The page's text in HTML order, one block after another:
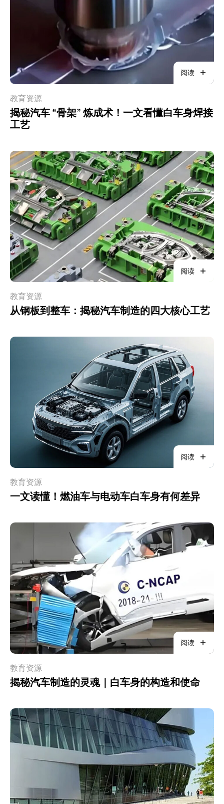
阅读
教育资源
揭秘汽车 “骨架” 炼成术！一文看懂白车身焊接
工艺
阅读
教育资源
从钢板到整车：揭秘汽车制造的四大核心工艺
阅读
教育资源
一文读懂！燃油车与电动车白车身有何差异
阅读
教育资源
揭秘汽车制造的灵魂｜白车身的构造和使命